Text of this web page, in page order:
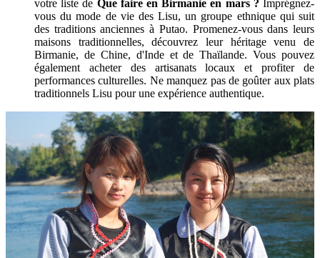
votre liste de Que faire en Birmanie en mars ? Imprégnez-
vous du mode de vie des Lisu, un groupe ethnique qui suit
des traditions anciennes à Putao. Promenez-vous dans leurs
maisons traditionnelles, découvrez leur héritage venu de
Birmanie, de Chine, d'Inde et de Thaïlande. Vous pouvez
également acheter des artisanats locaux et profiter de
performances culturelles. Ne manquez pas de goûter aux plats
traditionnels Lisu pour une expérience authentique.